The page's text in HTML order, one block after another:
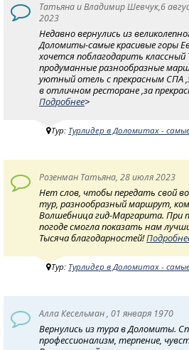
Татьяна и Владимир Шевчук,6
2023
Недавно вернулись из
Доломиты-самые красивые горы
хочется поблагодарить классный
продуманные разнообразные
уютный отель с прекрасным СПА
в отличном ресторане ,за
Подробнее>
Тур: Турлидер в Доломитах -
Розенман Татьяна, 28 июля 2023
Нет слов, чтобы передать свой
тур, разнообразный маршрут,
Волшебница гид-Маргарита. При
погоде смогла показать нам
Тысяча благодарностей!
Тур: Турлидер в Доломитах -
Алла Кесельман , 01 января 1970
Вернулись из тура в Доломиты.
профессионализм, терпение,